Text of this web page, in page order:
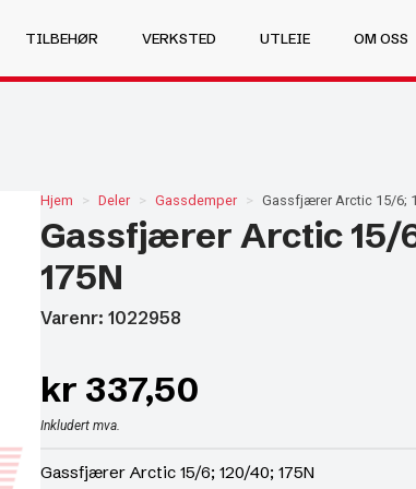
TILBEHØR VERKSTED UTLEIE OM OSS
Hjem Deler Gassdemper Gassfjærer Arctic 15/6;
Gassfjærer Arctic 15/
175N
Varenr: 1022958
kr 337,50
Inkludert mva.
Gassfjærer Arctic 15/6; 120/40; 175N